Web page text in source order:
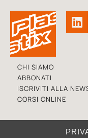
CHI SIAMO
ABBONATI
ISCRIVITI ALLA
CORSI ONLINE